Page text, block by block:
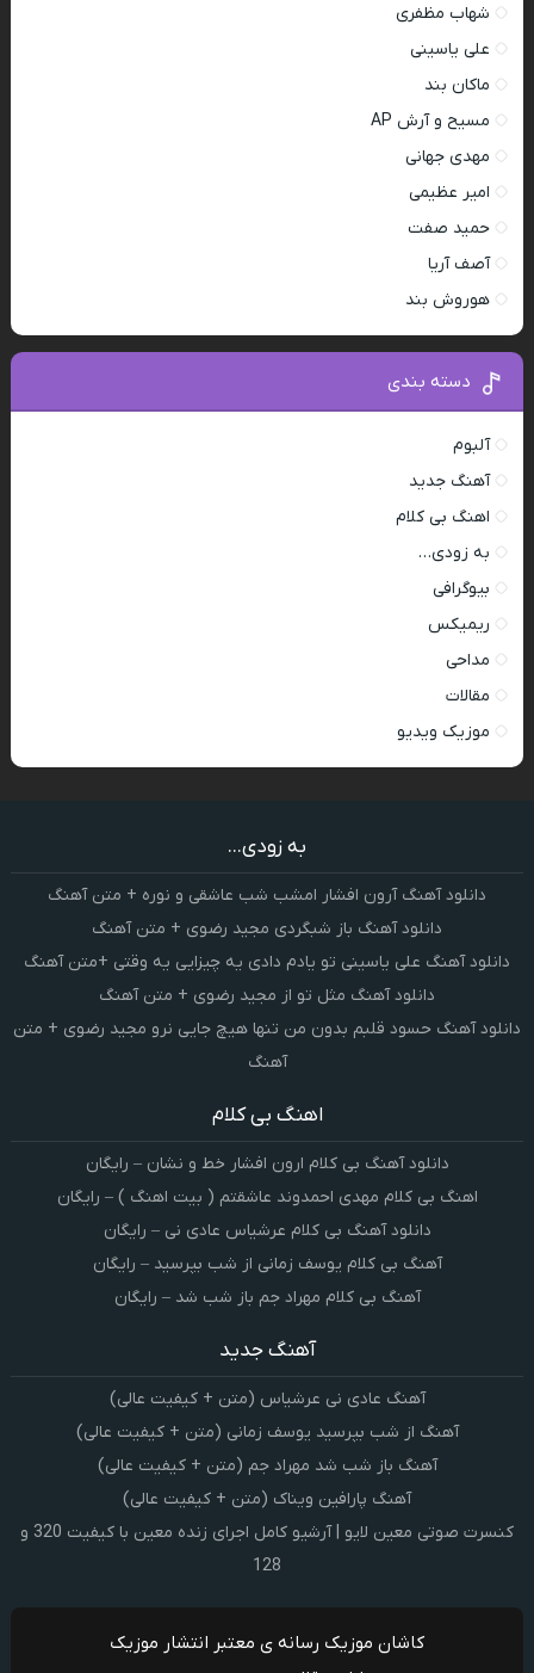
شهاب مظفری
علی یاسینی
ماکان بند
مسیح و آرش AP
مهدی جهانی
امیر عظیمی
حمید صفت
آصف آریا
هوروش بند
دسته بندی
آلبوم
آهنگ جدید
اهنگ بی کلام
به زودی…
بیوگرافی
ریمیکس
مداحی
مقالات
موزیک ویدیو
به زودی...
دانلود آهنگ آرون افشار امشب شب عاشقی و نوره + متن آهنگ
دانلود آهنگ باز شبگردی مجید رضوی + متن آهنگ
دانلود آهنگ علی یاسینی تو یادم دادی یه چیزایی یه وقتی +متن آهنگ
دانلود آهنگ مثل تو از مجید رضوی + متن آهنگ
دانلود آهنگ حسود قلبم بدون من تنها هیچ جایی نرو مجید رضوی + متن
آهنگ
اهنگ بی کلام
دانلود آهنگ بی کلام ارون افشار خط و نشان – رایگان
اهنگ بی کلام مهدی احمدوند عاشقتم ( بیت اهنگ ) – رایگان
دانلود آهنگ بی کلام عرشیاس عادی نی – رایگان
آهنگ بی کلام یوسف زمانی از شب بپرسید – رایگان
آهنگ بی کلام مهراد جم باز شب شد – رایگان
آهنگ جدید
آهنگ عادی نی عرشیاس (متن + کیفیت عالی)
آهنگ از شب بپرسید یوسف زمانی (متن + کیفیت عالی)
آهنگ باز شب شد مهراد جم (متن + کیفیت عالی)
آهنگ پارافین ویناک (متن + کیفیت عالی)
کنسرت صوتی معین لایو | آرشیو کامل اجرای زنده معین با کیفیت 320 و
128
کاشان موزیک رسانه ی معتبر انتشار موزیک